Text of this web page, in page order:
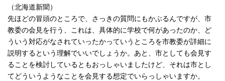
（北海道新聞）
先ほどの冒頭のところで、さっきの質問にもかぶるんですが、市
教委の会見を行う、これは、具体的に学校で何があったのか、ど
ういう対応がなされていったかっていうところを市教委が詳細に
説明するという理解でいいでしょうか。あと、市としても会見す
ることを検討しているともおっしゃいましたけど、それは市とし
てどういうようなことを会見する想定でいらっしゃいますか。